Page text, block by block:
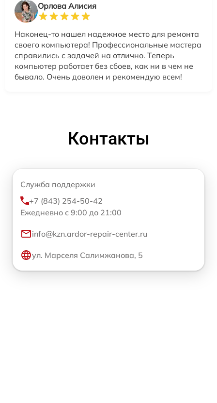
Орлова Алисия
Наконец-то нашел надежное место для ремонта
своего компьютера! Профессиональные мастера
справились с задачей на отлично. Теперь
компьютер работает без сбоев, как ни в чем не
бывало. Очень доволен и рекомендую всем!
Контакты
Служба поддержки
+7 (843) 254-50-42
Ежедневно с 9:00 до 21:00
info@kzn.ardor-repair-center.ru
ул. Марселя Салимжанова, 5